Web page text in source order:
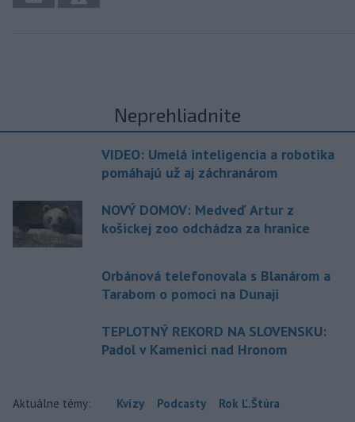
Neprehliadnite
VIDEO: Umelá inteligencia a robotika
pomáhajú už aj záchranárom
NOVÝ DOMOV: Medveď Artur z
košickej zoo odchádza za hranice
Orbánová telefonovala s Blanárom a
Tarabom o pomoci na Dunaji
TEPLOTNÝ REKORD NA SLOVENSKU:
Padol v Kamenici nad Hronom
Aktuálne témy: Kvízy Podcasty Rok Ľ.Štúra